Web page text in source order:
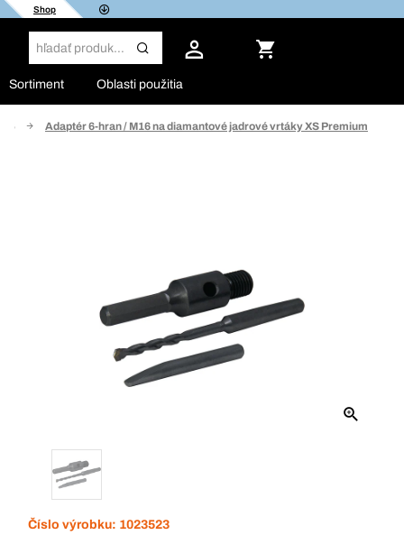
Shop
Sortiment Oblasti použitia
Adaptér 6-hran / M16 na diamantové jadrové vrtáky XS Premium
Číslo výrobku: 1023523